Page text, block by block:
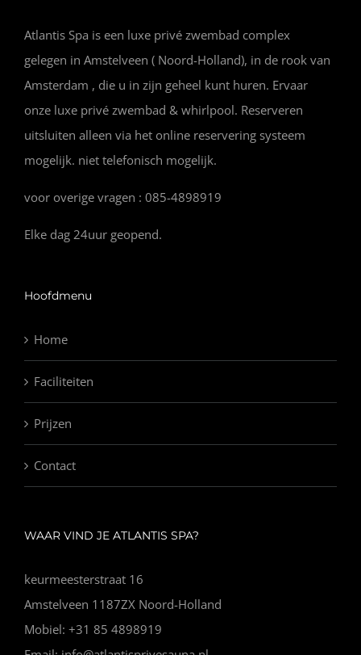
Atlantis Spa is een luxe privé zwembad complex
gelegen in Amstelveen ( Noord-Holland), in de rook van
Amsterdam , die u in zijn geheel kunt huren. Ervaar
onze luxe privé zwembad & whirlpool. Reserveren
uitsluiten alleen via het online reservering systeem
mogelijk. niet telefonisch mogelijk.
voor overige vragen : 085-4898919
Elke dag 24uur geopend.
Hoofdmenu
Home
Faciliteiten
Prijzen
Contact
WAAR VIND JE ATLANTIS SPA?
keurmeesterstraat 16
Amstelveen 1187ZX Noord-Holland
Mobiel: +31 85 4898919